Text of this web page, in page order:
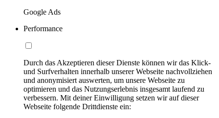
Google Ads
Performance
Durch das Akzeptieren dieser Dienste können wir das Klick-
und Surfverhalten innerhalb unserer Webseite nachvollziehen
und anonymisiert auswerten, um unsere Webseite zu
optimieren und das Nutzungserlebnis insgesamt laufend zu
verbessern. Mit deiner Einwilligung setzen wir auf dieser
Webseite folgende Drittdienste ein: